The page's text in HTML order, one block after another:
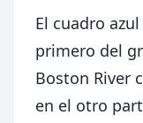
El cuadro
primero del
Boston River
en el otro